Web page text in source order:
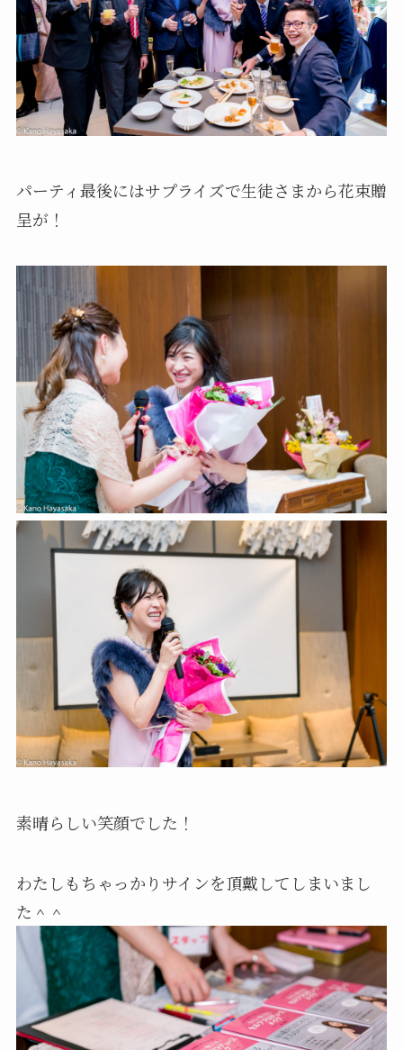
パーティ最後にはサプライズで生徒さまから花束贈
呈が！
素晴らしい笑顔でした！
わたしもちゃっかりサインを頂戴してしまいまし
た＾＾